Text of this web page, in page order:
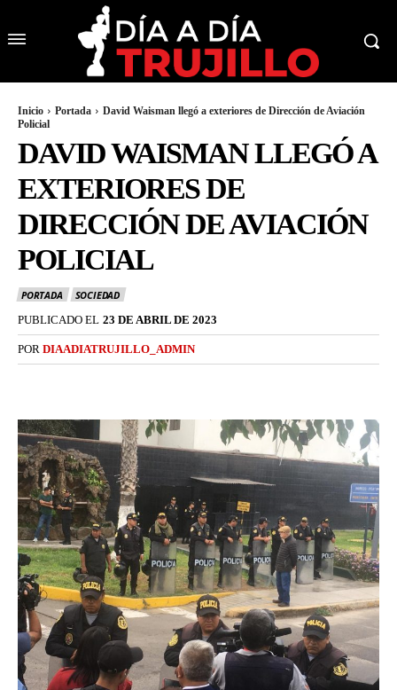
Inicio Portada
David Waisman llegó a exteriores de Dirección de Aviación
Policial
DAVID WAISMAN LLEGÓ A
EXTERIORES DE
DIRECCIÓN DE AVIACIÓN
POLICIAL
PORTADA
SOCIEDAD
PUBLICADO EL 23 DE ABRIL DE 2023
POR DIAADIATRUJILLO_ADMIN